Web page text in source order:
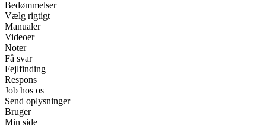
Bedømmelser
Vælg rigtigt
Manualer
Videoer
Noter
Få svar
Fejlfinding
Respons
Job hos os
Send oplysninger
Bruger
Min side